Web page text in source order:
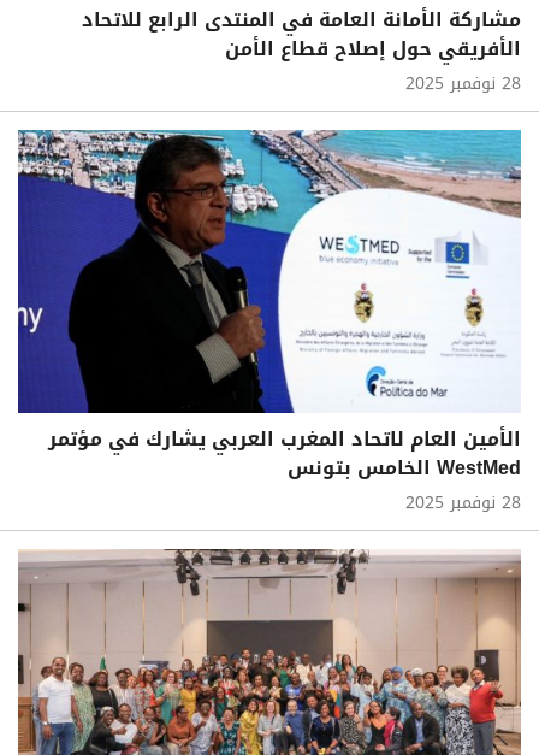
مشاركة الأمانة العامة في المنتدى الرابع للاتحاد
الأفريقي حول إصلاح قطاع الأمن
28 نوفمبر 2025
الأمين العام لاتحاد المغرب العربي يشارك في مؤتمر
WestMed الخامس بتونس
28 نوفمبر 2025